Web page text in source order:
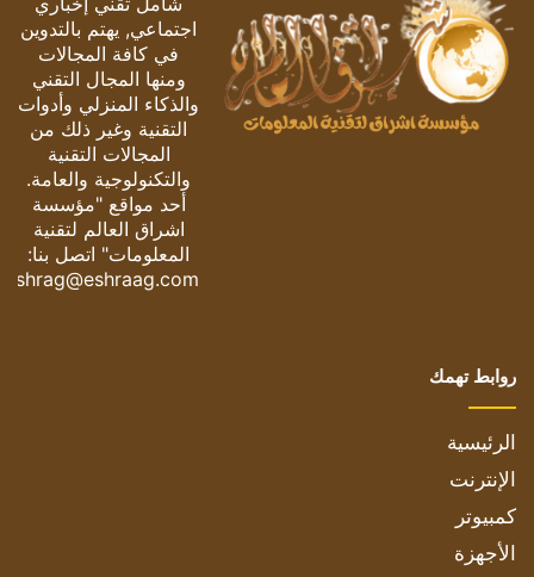
اجتماعي, يهتم بالتدوين
في كافة المجالات
ومنها المجال التقني
والذكاء المنزلي وأدوات
التقنية وغير ذلك من
المجالات التقنية
والتكنولوجية والعامة.
أحد مواقع "مؤسسة
اشراق العالم لتقنية
المعلومات" اتصل بنا:
eshrag@eshraag.com
روابط تهمك
الرئيسية
الإنترنت
كمبيوتر
الأجهزة